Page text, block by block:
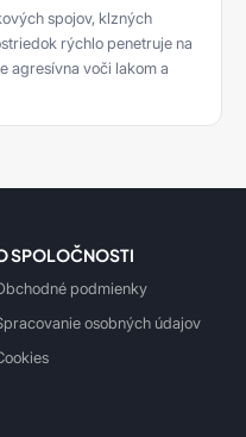
spojov, klzných
rýchlo penetruje na
agresívna voči lakom a
SPOLOČNOSTI
podmienky
osobných údajov